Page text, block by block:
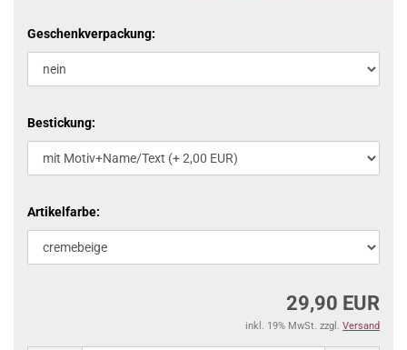
Geschenkverpackung:
Bestickung:
Artikelfarbe:
29,90 EUR
inkl. 19% MwSt. zzgl. Versand